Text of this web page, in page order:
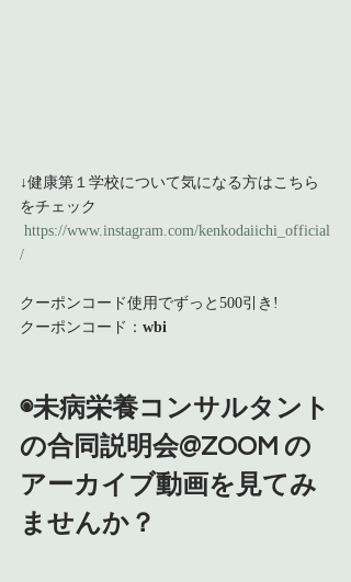
↓健康第１学校について気になる方はこちら
をチェック
https://www.instagram.com/kenkodaiichi_official
/
クーポンコード使用でずっと500引き!
クーポンコード： wbi
◉未病栄養コンサルタント
の合同説明会@ZOOM の
アーカイブ動画を見てみ
ませんか？